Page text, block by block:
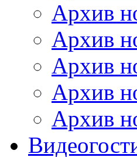
Архив
Архив
Архив
Архив
Архив